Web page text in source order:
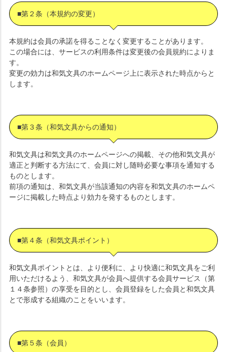
■第２条（本規約の変更）
本規約は会員の承諾を得ることなく変更することがあります。
この場合には、サービスの利用条件は変更後の会員規約によりま
す。
変更の効力は和気文具のホームページ上に表示された時点からと
します。
■第３条（和気文具からの通知）
和気文具は和気文具のホームページへの掲載、その他和気文具が
適正と判断する方法にて、会員に対し随時必要な事項を通知する
ものとします。
前項の通知は、和気文具が当該通知の内容を和気文具のホームペ
ージに掲載した時点より効力を発するものとします。
■第４条（和気文具ポイント）
和気文具ポイントとは、より便利に、より快適に和気文具をご利
用いただけるよう、和気文具が会員へ提供する会員サービス（第
１４条参照）の享受を目的とし、会員登録をした会員と和気文具
とで形成する組織のことをいいます。
■第５条（会員）